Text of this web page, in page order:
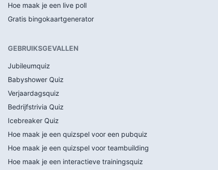
Hoe maak je een live poll
Gratis bingokaartgenerator
GEBRUIKSGEVALLEN
Jubileumquiz
Babyshower Quiz
Verjaardagsquiz
Bedrijfstrivia Quiz
Icebreaker Quiz
Hoe maak je een quizspel voor een pubquiz
Hoe maak je een quizspel voor teambuilding
Hoe maak je een interactieve trainingsquiz